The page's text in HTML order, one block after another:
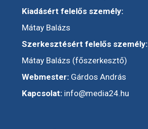
Kiadásért felelős személy:
Mátay Balázs
Szerkesztésért felelős személy:
Mátay Balázs (főszerkesztő)
Webmester:Gárdos András
Kapcsolat: info@media24.hu